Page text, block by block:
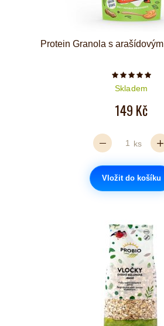
Protein Granola s
Počet
Skladem
149 Kč
ks
Vložit do košíku